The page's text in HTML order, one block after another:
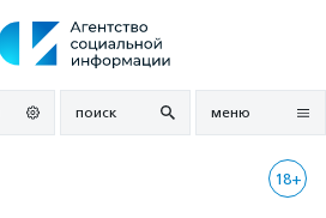
поиск меню
18+